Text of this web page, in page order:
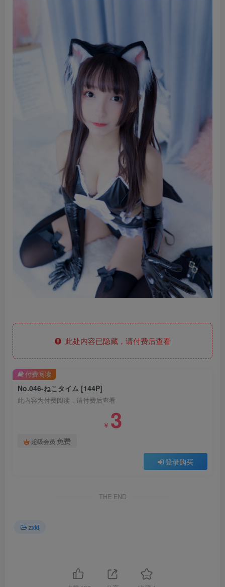
此处内容已隐藏，请付费后查看
No.046-ねこタイム [144P]
此内容为付费阅读，请付费后查看
￥ 3
超级会员 免费
登录购买
付费阅读
THE END
zxkt